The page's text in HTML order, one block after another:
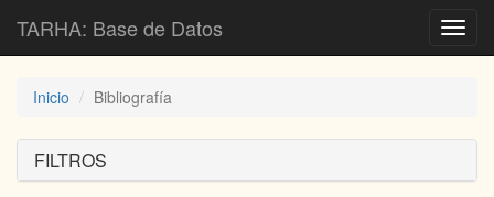
TARHA: Base de Datos
Inicio Bibliografía
FILTROS